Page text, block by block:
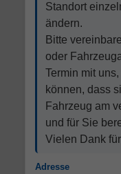
Standort
ändern.
Bitte
oder
Termin mit
können, dass
Fahrzeug am
und für Sie
Vielen Dank
Adresse